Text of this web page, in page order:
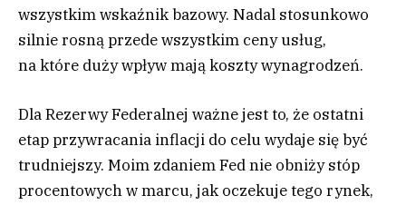
wszystkim wskaźnik bazowy. Nadal stosunkowo
silnie rosną przede wszystkim ceny usług,
na które duży wpływ mają koszty wynagrodzeń.
Dla Rezerwy Federalnej ważne jest to, że ostatni
etap przywracania inflacji do celu wydaje się być
trudniejszy. Moim zdaniem Fed nie obniży stóp
procentowych w marcu, jak oczekuje tego rynek,